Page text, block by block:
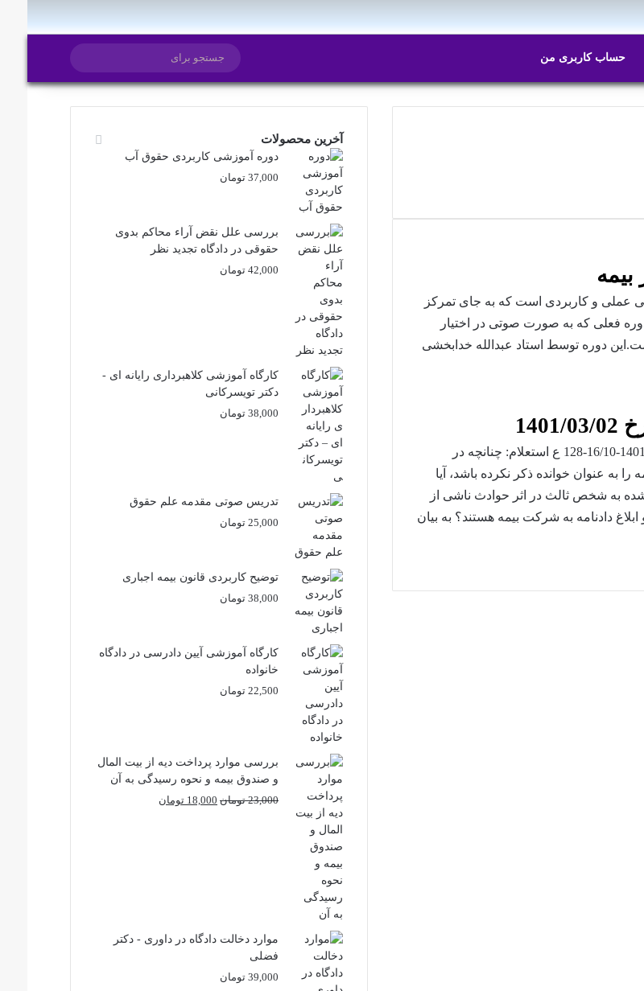
حساب کاربری من تغییر پوسته جستجو
برای
عملی و کاربردی است که به جای تمرکز
فعلی که به صورت صوتی در اختیار
دوره توسط استاد عبدالله خدابخشی
تاریخ نظریه: 1401/03/02 شماره نظریه: 7/1401/128 شماره پرونده: 1401-16/10-128 ع استعلام: چنانچه در
عنوان خوانده ذکر نکرده باشد، آیا
خسارات واردشده به شخص ثالث در اثر حوادث ناشی از
و ابلاغ دادنامه به شرکت بیمه هستند؟ به بیان
آخرین محصولات
دوره آموزشی کاربردی حقوق آب
37,000 تومان
بررسی علل نقض آراء محاکم بدوی
حقوقی در دادگاه تجدید نظر
42,000 تومان
کارگاه آموزشی کلاهبرداری رایانه ای -
دکتر تویسرکانی
38,000 تومان
تدریس صوتی مقدمه علم حقوق
25,000 تومان
توضیح کاربردی قانون بیمه اجباری
38,000 تومان
کارگاه آموزشی آیین دادرسی در دادگاه
خانواده
22,500 تومان
بررسی موارد پرداخت دیه از بیت المال
و صندوق بیمه و نحوه رسیدگی به آن
23,000 تومان قیمت
18,000 تومانقیمت
موارد دخالت دادگاه در داوری - دکتر
فضلی
39,000 تومان